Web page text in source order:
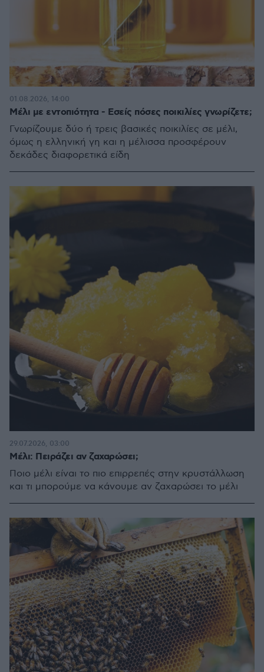
Μέλι με εντοπιότητα - Εσείς πόσες ποικιλίες γνωρίζετε;
Γνωρίζουμε δύο ή τρεις βασικές ποικιλίες σε μέλι,
όμως η ελληνική γη και η μέλισσα προσφέρουν
δεκάδες διαφορετικά είδη
01.08.2026, 14:00
Μέλι: Πειράζει αν ζαχαρώσει;
Ποιο μέλι είναι το πιο επιρρεπές στην κρυστάλλωση
και τι μπορούμε να κάνουμε αν ζαχαρώσει το μέλι
29.07.2026, 03:00